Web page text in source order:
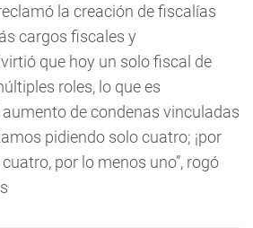
la creación de fiscalías
cargos fiscales y
que hoy un solo fiscal de
roles, lo que es
de condenas vinculadas
pidiendo solo cuatro; ¡por
por lo menos uno”, rogó